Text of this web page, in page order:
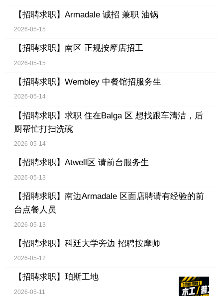
【招聘求职】 Armadale 诚招 兼职 油锅
2026-05-15
【招聘求职】 南区 正规按摩店招工
2026-05-15
【招聘求职】 Wembley 中餐馆招服务生
2026-05-14
【招聘求职】 求职 住在Balga 区 想找跟车清洁，后
厨帮忙打扫洗碗
2026-05-14
【招聘求职】 Atwell区 请前台服务生
2026-05-13
【招聘求职】 南边Armadale 区面店聘请有经验的前
台点餐人员
2026-05-13
【招聘求职】 科廷大学旁边 招聘按摩师
2026-05-12
【招聘求职】 珀斯工地
2026-05-11